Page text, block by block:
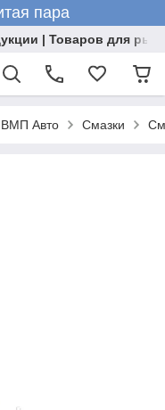
пара
| Товаров для
ВМП Авто Смазки